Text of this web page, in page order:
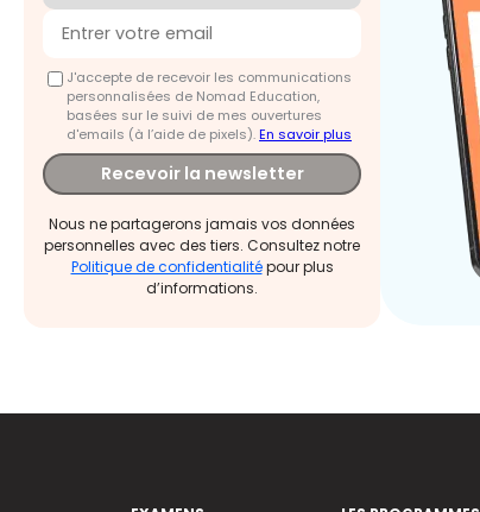
J'accepte de recevoir les communications
personnalisées de Nomad Education,
basées sur le suivi de mes ouvertures
d'emails (à l’aide de pixels).En savoir plus
Recevoir la newsletter
Nous ne partagerons jamais vos données
personnelles avec des tiers. Consultez notre
Politique de confidentialitépour plus
d’informations.